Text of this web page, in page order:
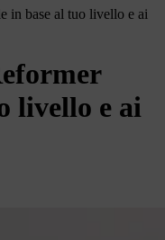
in base al tuo livello e ai
livello e ai